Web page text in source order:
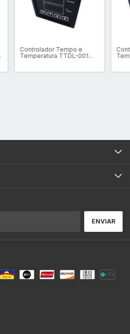
Controlador Tempo e
Temperatura TTDL-001